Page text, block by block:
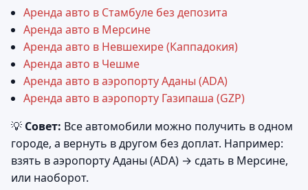
Аренда авто в Стамбуле без депозита
Аренда авто в Мерсине
Аренда авто в Невшехире (Каппадокия)
Аренда авто в Чешме
Аренда авто в аэропорту Аданы (ADA)
Аренда авто в аэропорту Газипаша (GZP)
💡 Совет: Все автомобили можно получить в одном
городе, а вернуть в другом без доплат. Например:
взять в аэропорту Аданы (ADA) → сдать в Мерсине,
или наоборот.